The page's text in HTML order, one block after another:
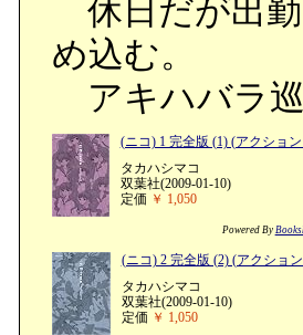
休日だが出勤
め込む。
アキハバラ
(ニコ) 1 完全版 (1) (アクショ
タカハシマコ
双葉社(2009-01-10)
定価 ￥ 1,050
Powered By
(ニコ) 2 完全版 (2) (アクショ
タカハシマコ
双葉社(2009-01-10)
定価 ￥ 1,050